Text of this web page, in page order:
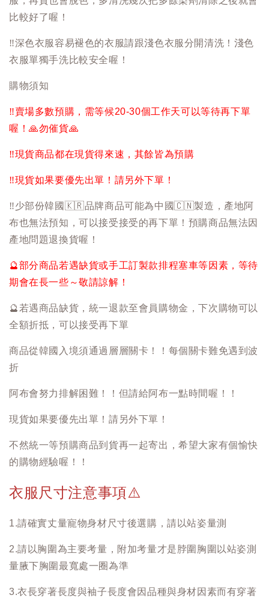
比較好了喔！
‼️深色衣服容易褪色的衣服請跟淺色衣服分開清洗！淺色
衣服單獨手洗比較安全喔！
購物須知
‼️賣場多數預購，需等候20-30個工作天可以等待再下單
喔！🙏勿催貨🙏
‼️現貨商品都在現貨得來速，其餘皆為預購
‼️現貨如果要優先出單！請另外下單！
‼️少部份韓國 🇰🇷品牌商品可能為中國🇨🇳製造，產地阿
布也無法預知，可以接受接受的再下單！預購商品無法因
產地問題退換貨喔！
🔮部分商品若遇缺貨或手工訂製款排程塞車等因素，等待
期會在長一些～敬請諒解！
🔮 若遇商品缺貨，統一退款至會員購物金，下次購物可以
全額折抵，可以接受再下單
商品從韓國入境須通過層層關卡！！每個關卡難免遇到波
折
阿布會努力排解困難！！但請給阿布一點時間喔！！
現貨如果要優先出單！請另外下單！
不然統一等預購商品到貨再一起寄出，希望大家有個愉快
的購物經驗喔！！
衣服尺寸注意事項⚠️
1.請確實丈量寵物身材尺寸後選購，請以站姿量測
2.請以胸圍為主要考量，附加考量才是脖圍胸圍以站姿測
量腋下胸圍最寬處一圈為準
3.衣長穿著長度與袖子長度會因品種與身材因素而有穿著